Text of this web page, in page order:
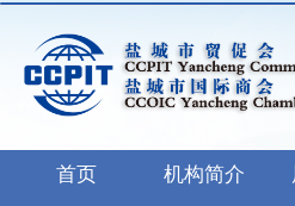
首页 机构简介